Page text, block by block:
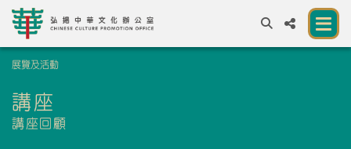
EN繁簡
展覽及活動
講座
講座回顧